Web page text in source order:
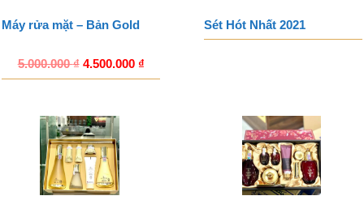
Máy rửa mặt – Bản Gold
5.000.000₫ 4.500.000 ₫
Sét Hót Nhất 2021